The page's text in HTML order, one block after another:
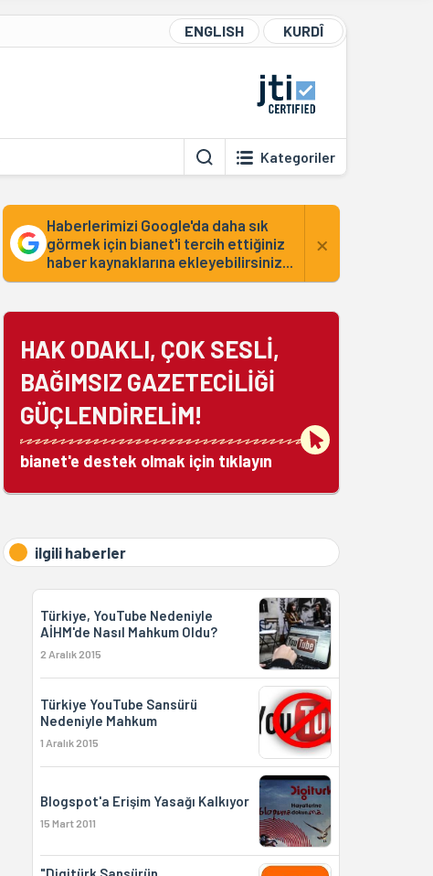
ENGLISH KURDÎ
Kategoriler
Haberlerimizi Google'da daha sık
görmek için bianet'i tercih ettiğiniz
haber kaynaklarına ekleyebilirsiniz...
×
HAK ODAKLI, ÇOK SESLİ,
BAĞIMSIZ GAZETECİLİĞİ
GÜÇLENDİRELİM!
bianet'e destek olmak için tıklayın
ilgili haberler
Türkiye, YouTube Nedeniyle
AİHM'de Nasıl Mahkum Oldu?
2 Aralık 2015
Türkiye YouTube Sansürü
Nedeniyle Mahkum
1 Aralık 2015
Blogspot'a Erişim Yasağı Kalkıyor
15 Mart 2011